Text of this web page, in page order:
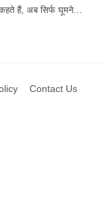
हैं, अब सिर्फ घूमने…
Contact Us